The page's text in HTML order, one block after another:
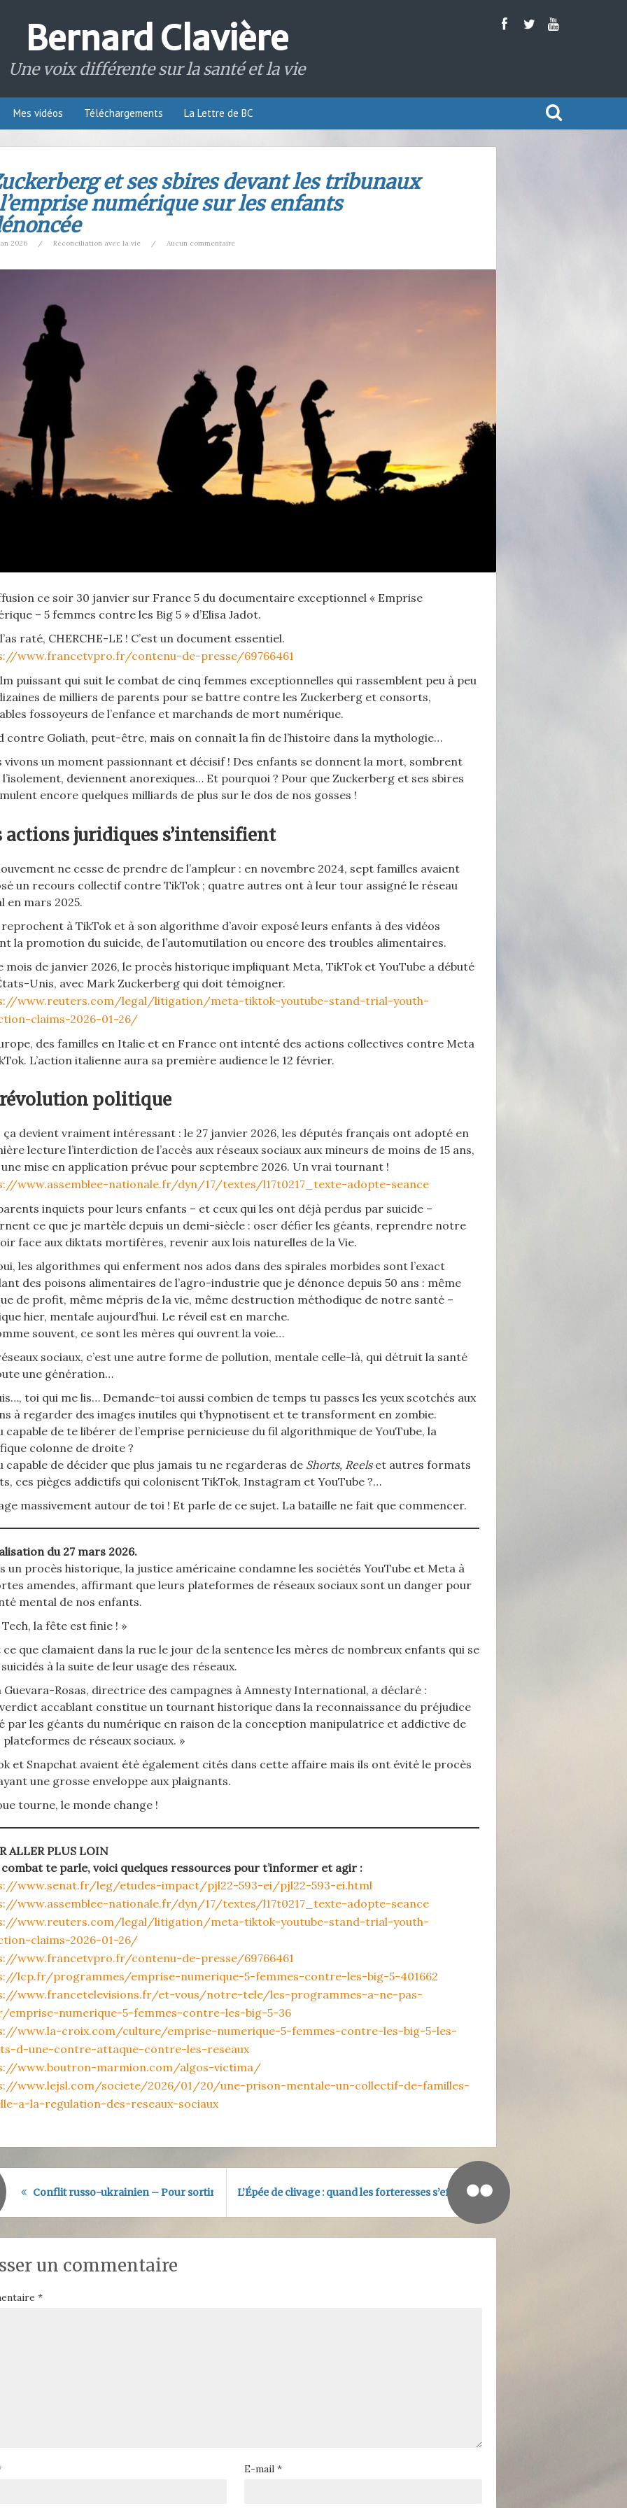
Bernard Clavière
Une voix différente sur la santé et la vie
Mes vidéos Téléchargements La Lettre de BC
et ses sbires devant les tribunaux
numérique sur les enfants
2026 / Réconciliation avec la vie / Aucun commentaire
ce soir 30 janvier sur France 5 du documentaire exceptionnel « Emprise
– 5 femmes contre les Big 5 » d’Elisa Jadot.
raté, CHERCHE-LE ! C’est un document essentiel.
www.francetvpro.fr/contenu-de-presse/69766461
puissant qui suit le combat de cinq femmes exceptionnelles qui rassemblent peu à peu
de milliers de parents pour se battre contre les Zuckerberg et consorts,
fossoyeurs de l’enfance et marchands de mort numérique.
contre Goliath, peut-être, mais on connaît la fin de l’histoire dans la mythologie…
vivons un moment passionnant et décisif ! Des enfants se donnent la mort, sombrent
l’isolement, deviennent anorexiques… Et pourquoi ? Pour que Zuckerberg et ses sbires
encore quelques milliards de plus sur le dos de nos gosses !
actions juridiques s’intensifient
ne cesse de prendre de l’ampleur : en novembre 2024, sept familles avaient
un recours collectif contre TikTok ; quatre autres ont à leur tour assigné le réseau
en mars 2025.
reprochent à TikTok et à son algorithme d’avoir exposé leurs enfants à des vidéos
la promotion du suicide, de l’automutilation ou encore des troubles alimentaires.
mois de janvier 2026, le procès historique impliquant Meta, TikTok et YouTube a débuté
Unis, avec Mark Zuckerberg qui doit témoigner.
www.reuters.com/legal/litigation/meta-tiktok-youtube-stand-trial-youth-
claims-2026-01-26/
des familles en Italie et en France ont intenté des actions collectives contre Meta
L’action italienne aura sa première audience le 12 février.
politique
ça devient vraiment intéressant : le 27 janvier 2026, les députés français ont adopté en
lecture l’interdiction de l’accès aux réseaux sociaux aux mineurs de moins de 15 ans,
une mise en application prévue pour septembre 2026. Un vrai tournant !
www.assemblee-nationale.fr/dyn/17/textes/l17t0217_texte-adopte-seance
inquiets pour leurs enfants – et ceux qui les ont déjà perdus par suicide –
ce que je martèle depuis un demi-siècle : oser défier les géants, reprendre notre
face aux diktats mortifères, revenir aux lois naturelles de la Vie.
les algorithmes qui enferment nos ados dans des spirales morbides sont l’exact
des poisons alimentaires de l’agro-industrie que je dénonce depuis 50 ans : même
de profit, même mépris de la vie, même destruction méthodique de notre santé –
hier, mentale aujourd’hui. Le réveil est en marche.
souvent, ce sont les mères qui ouvrent la voie…
sociaux, c’est une autre forme de pollution, mentale celle-là, qui détruit la santé
une génération…
toi qui me lis… Demande-toi aussi combien de temps tu passes les yeux scotchés aux
à regarder des images inutiles qui t’hypnotisent et te transforment en zombie.
capable de te libérer de l’emprise pernicieuse du fil algorithmique de YouTube, la
colonne de droite ?
capable de décider que plus jamais tu ne regarderas de Shorts, Reels et autres formats
ces pièges addictifs qui colonisent TikTok, Instagram et YouTube ?…
massivement autour de toi ! Et parle de ce sujet. La bataille ne fait que commencer.
du 27 mars 2026.
un procès historique, la justice américaine condamne les sociétés YouTube et Meta à
amendes, affirmant que leurs plateformes de réseaux sociaux sont un danger pour
mental de nos enfants.
Tech, la fête est finie ! »
ce que clamaient dans la rue le jour de la sentence les mères de nombreux enfants qui se
à la suite de leur usage des réseaux.
Guevara-Rosas, directrice des campagnes à Amnesty International, a déclaré :
verdict accablant constitue un tournant historique dans la reconnaissance du préjudice
par les géants du numérique en raison de la conception manipulatrice et addictive de
plateformes de réseaux sociaux. »
et Snapchat avaient été également cités dans cette affaire mais ils ont évité le procès
une grosse enveloppe aux plaignants.
tourne, le monde change !
ALLER PLUS LOIN
combat te parle, voici quelques ressources pour t’informer et agir :
www.senat.fr/leg/etudes-impact/pjl22-593-ei/pjl22-593-ei.html
www.assemblee-nationale.fr/dyn/17/textes/l17t0217_texte-adopte-seance
www.reuters.com/legal/litigation/meta-tiktok-youtube-stand-trial-youth-
claims-2026-01-26/
www.francetvpro.fr/contenu-de-presse/69766461
lcp.fr/programmes/emprise-numerique-5-femmes-contre-les-big-5-401662
www.francetelevisions.fr/et-vous/notre-tele/les-programmes-a-ne-pas-
emprise-numerique-5-femmes-contre-les-big-5-36
www.la-croix.com/culture/emprise-numerique-5-femmes-contre-les-big-5-les-
d-une-contre-attaque-contre-les-reseaux
www.boutron-marmion.com/algos-victima/
www.lejsl.com/societe/2026/01/20/une-prison-mentale-un-collectif-de-familles-
a-la-regulation-des-reseaux-sociaux
Conflit russo-ukrainien – Pour sortir de l’hypnoseL’Épée de clivage : quand les forteresses s’effondrent
un commentaire
*
E-mail *